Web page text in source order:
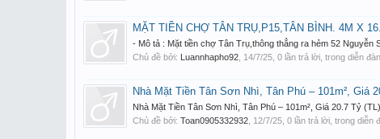
MẶT TIỀN CHỢ TÂN TRỤ,P15,TÂN BÌNH. 4M X
- Mô tả : Mặt tiền chợ Tân Trụ,thông thẳng ra hẻm 52 Nguyễn
Chủ đề bởi: Luannhapho92 14/7/25 , 0 lần trả lời, trong diễn
Nhà Mặt Tiền Tân Sơn Nhì, Tân Phú – 101m², Giá
Nhà Mặt Tiền Tân Sơn Nhì, Tân Phú – 101m², Giá 20.7 Tỷ
Chủ đề bởi: Toan0905332932 12/7/25 , 0 lần trả lời, trong diễn